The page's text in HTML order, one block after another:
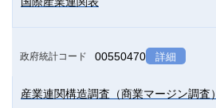
政府統計コード 00550470 詳細
産業連関構造調査（商業マージン調査）